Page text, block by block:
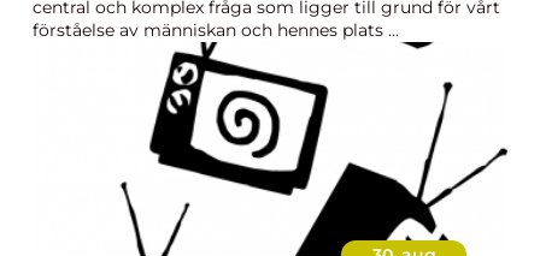
central och komplex fråga som ligger till grund för vårt
förståelse av människan och hennes plats ...